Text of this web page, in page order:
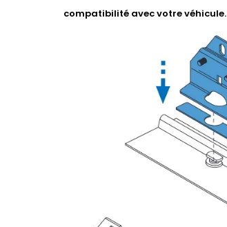
compatibilité avec votre véhicule.